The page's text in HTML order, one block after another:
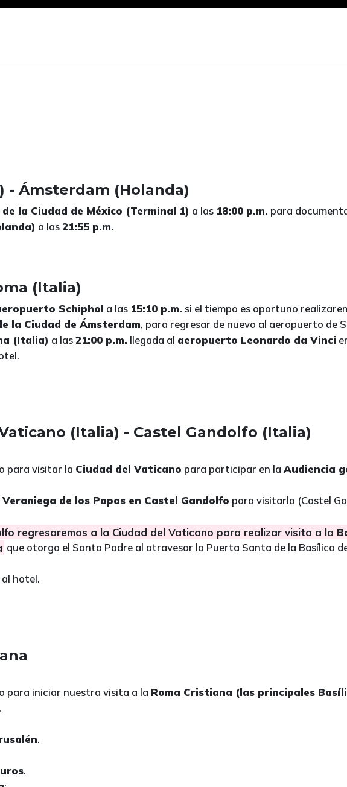
- Ámsterdam (Holanda)
la Ciudad de México (Terminal 1) a las 18:00 p.m. para
a las21:55 p.m.
(Italia)
Schiphol a las 15:10 p.m. si el tiempo es oportuno
la Ciudad de Ámsterdam, para regresar de nuevo al aeropuerto de
(Italia) a las21:00 p.m. llegada al aeropuerto Leonardo da Vinci
(Italia) - Castel Gandolfo (Italia)
para visitar la Ciudad del Vaticano para participar en laAudiencia
Veraniega de los Papas en Castel Gandolfo para visitarla (Castel
regresaremos a la Ciudad del Vaticano para realizar visita a la
que otorga el Santo Padre al atravesar la Puerta Santa de la Basílica
hotel.
para iniciar nuestra visita a la Roma Cristiana (las principales
.
.